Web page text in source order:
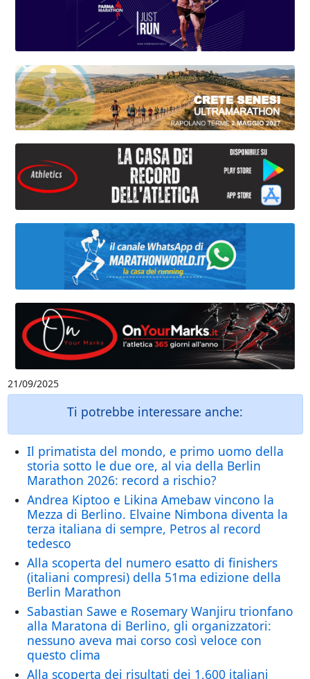
21/09/2025
Ti potrebbe interessare anche:
Il primatista del mondo, e primo uomo della
storia sotto le due ore, al via della Berlin
Marathon 2026: record a rischio?
Andrea Kiptoo e Likina Amebaw vincono la
Mezza di Berlino. Elvaine Nimbona diventa la
terza italiana di sempre, Petros al record
tedesco
Alla scoperta del numero esatto di finishers
(italiani compresi) della 51ma edizione della
Berlin Marathon
Sabastian Sawe e Rosemary Wanjiru trionfano
alla Maratona di Berlino, gli organizzatori:
nessuno aveva mai corso così veloce con
questo clima
Alla scoperta dei risultati dei 1.600 italiani